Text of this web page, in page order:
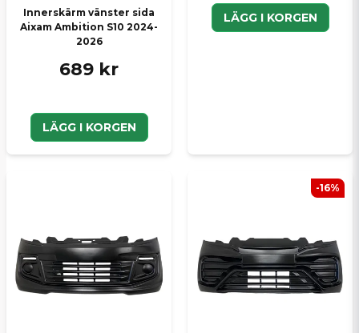
Innerskärm vänster sida
Aixam Ambition S10 2024-
2026
689 kr
LÄGG I KORGEN
LÄGG I KORGEN
-16%